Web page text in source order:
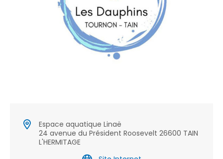
Espace aquatique Linaë
24 avenue du Président Roosevelt 26600 TAIN
L'HERMITAGE